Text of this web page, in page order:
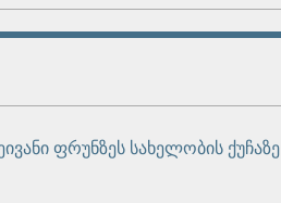
ფრუნზეს სახელობის ქუჩაზე